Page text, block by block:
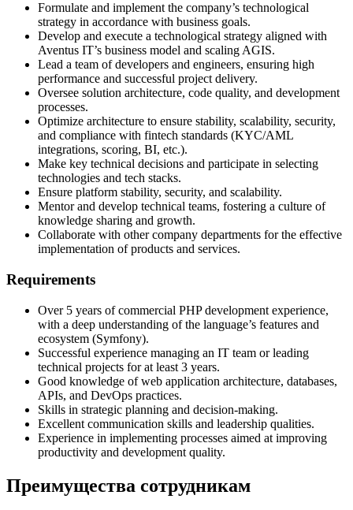
Formulate and implement the company’s technological
strategy in accordance with business goals.
Develop and execute a technological strategy aligned with
Aventus IT’s business model and scaling AGIS.
Lead a team of developers and engineers, ensuring high
performance and successful project delivery.
Oversee solution architecture, code quality, and development
processes.
Optimize architecture to ensure stability, scalability, security,
and compliance with fintech standards (KYC/AML
integrations, scoring, BI, etc.).
Make key technical decisions and participate in selecting
technologies and tech stacks.
Ensure platform stability, security, and scalability.
Mentor and develop technical teams, fostering a culture of
knowledge sharing and growth.
Collaborate with other company departments for the effective
implementation of products and services.
Requirements
Over 5 years of commercial PHP development experience,
with a deep understanding of the language’s features and
ecosystem (Symfony).
Successful experience managing an IT team or leading
technical projects for at least 3 years.
Good knowledge of web application architecture, databases,
APIs, and DevOps practices.
Skills in strategic planning and decision-making.
Excellent communication skills and leadership qualities.
Experience in implementing processes aimed at improving
productivity and development quality.
Преимущества сотрудникам